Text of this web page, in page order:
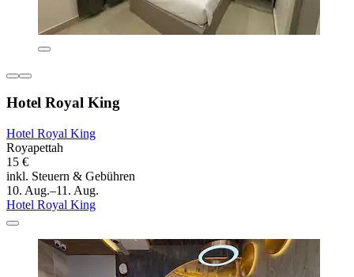
Hotel Royal King
Hotel Royal King
Royapettah
15 €
inkl. Steuern & Gebühren
10. Aug.–11. Aug.
Hotel Royal King